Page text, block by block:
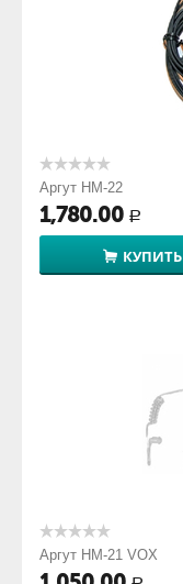
Аргут HM-22
1,780.00 Р
КУПИТЬ
Аргут HM-21 VOX